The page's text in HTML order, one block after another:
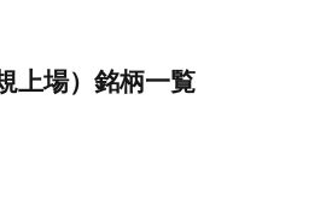
上場）銘柄一覧